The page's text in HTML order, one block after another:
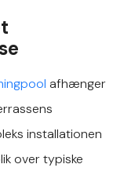
afhænger
installationen
over typiske